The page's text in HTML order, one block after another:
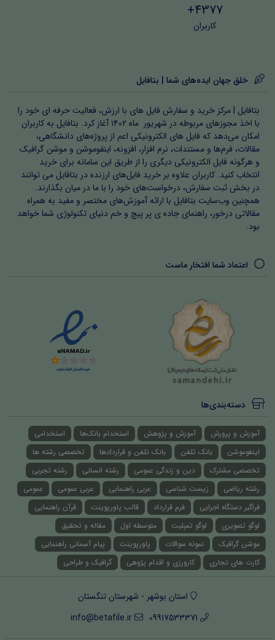
4377+
کاربران
خلق جهان ایده‌های شما | بتافایل
بتافایل | مرکز خرید و سفارش فایل های با ارزش، فعالیت حرفه ای خود را
با اخذ مجوزهای مربوطه در شهریور ماه ۱۴۰۲ آغاز کرد. بتافایل به کاربران
امکان می‌دهد که فایل های الکترونیکی اعم از پروژه‌های دانشگاهی،
مقالات، فرم‌ها و مستندات، نرم افزار، افزونه، اینفوموشن و موشن گرافیک
و هرگونه فایل الکترونیکی دیگری را از طریق این سامانه برای خرید
انتخاب کنید. کاربران علاوه بر خرید فایل‌های ارزنده در بتافایل می توانند
در بخش ثبت سفارش، درخواست‌های خود را با ما در میان بگذارند.
همچنین وب‌سایت بتافایل با ارائه آموزش‌های مختصر و مفید به همراه
مقالاتی درخور، راهنمای جاده ی پر پیچ و خم دنیای تکنولوژی شما خواهد
بود.
اعتماد شما افتخار ماست
دسته‌بندی‌ها
آموزش و پرورش آموزش و پژوهش استخدام بانک‌ها
استخدامی
اینفوموشن
بانک تلفن بانک تلفن و قراردادها
تخصصی رشته ها
تخصصی مشترک
دین و زندگی عمومی رشته انسانی
رشته تجربی
رشته ریاضی
زیست شناسی عربی راهنمایی عربی عمومی
عمومی
فراگیر دستگاه اجرایی
فرم قرارداد قالب پاورپوینت
قرآن راهنمایی
لوگو تصویری
لوگو تمپلیت متوسطه اول
مقاله و تحقیق
موشن گرافیک
نمونه سوالات پاورپوینت
پیام آسمانی راهنمایی
کارت های تجاری
کارورزی و اقدام پژوهی گرافیک و طراحی
استان بوشهر - شهرستان تنگستان
09917533371
info@betafile.ir